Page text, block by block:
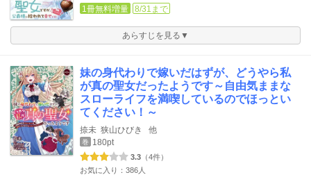
1冊無料増量
8/31まで
あらすじを見る▼
妹の身代わりで嫁いだはずが、どうやら私
が真の聖女だったようです～自由気ままな
スローライフを満喫しているのでほっとい
てください！～
捺未 狭山ひびき 他
巻 180pt
3.3 （4件）
お気に入り：386人